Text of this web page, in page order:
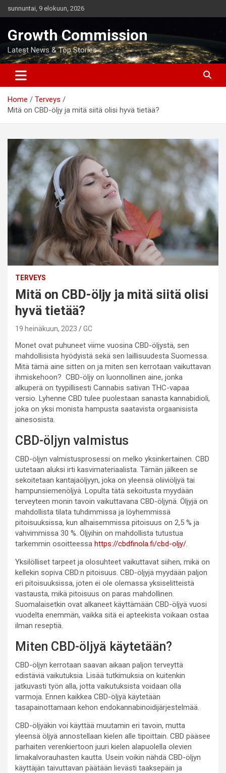
to
sunnuntai, 9 elokuun, 2026
Growth Commission
Latest News & Top Stories
Home
Terveys
Mitä on CBD-öljy ja mitä siitä olisi hyvä tietää?
TERVEYS
Mitä on CBD-öljy ja mitä siitä olisi
hyvä tietää?
19 heinäkuun, 2023 GC
Monet ovat puhuneet viime vuosina CBD-öljystä, sen
mahdollisista hyödyistä sekä sen laillisuudesta Suomessa.
Mitä tämä aine sitten on ja miten sen kerrotaan vaikuttavan
ihmiskehoon? CBD-öljy on luonnollinen aine, jonka
alkuperä on tyypillisesti Cannabis sativan THC-vapaa
versio. Lyhenne CBD tulee puolestaan sanasta kannabidioli,
joka on yksi monista hampusta saatavista orgaanisista
ainesosista.
CBD-öljyn valmistus
CBD-öljyn valmistusprosessi on melko yksinkertainen. CBD
uutetaan aluksi irti kasvimateriaalista. Tämän jälkeen se
sekoitetaan kantajaöljyyn, joka on yleensä oliiviöljyä tai
hampunsiemenöljyä. Lopulta tätä sekoitusta myydään
terveyteen monin tavoin vaikuttavana CBD-öljynä. Öljyjä on
mahdollista tilata tuhdimmissa ja löyhemmissä
pitoisuuksissa, kun alhaisemmissa pitoisuus on 2,5 % ja
vahvimmissa 30 %. Öljyihin on mahdollista tutustua
tarkemmin osoitteessa https://cbdfinola.fi/cbd-oljy/.
Yksilölliset tarpeet ja olosuhteet vaikuttavat siihen, mikä on
kellekin sopiva CBD:n pitoisuus. CBD-öljyjä myydään paljon
eri pitoisuuksissa, joten ei ole olemassa yksiselitteistä
vastausta, mikä pitoisuus on paras mahdollinen.
Suomalaisetkin ovat alkaneet käyttämään CBD-öljyä vuosi
vuodelta enemmän, vaikka sitä ei apteekista voikaan ostaa
ilman reseptiä.
Miten CBD-öljyä käytetään?
CBD-öljyn kerrotaan saavan aikaan paljon terveyttä
edistäviä vaikutuksia. Lisää tutkimuksia on kuitenkin
jatkuvasti työn alla, jotta vaikutuksista voidaan olla
varmoja. Ennen kaikkea CBD-öljyä käytetään
tasapainottamaan kehon endokannabinoidijärjestelmää.
CBD-öljyäkin voi käyttää muutamin eri tavoin, mutta
yleensä öljyä annostellaan kielen alle tipoittain. CBD pääsee
parhaiten verenkiertoon juuri kielen alapuolella olevien
limakalvorauhasten kautta. Usein voikin nähdä CBD-öljyn
käyttäjän taivuttavan päätään lievästi taaksepäin ja